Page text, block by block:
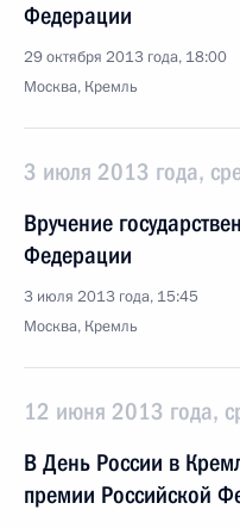
Федерации
29 октября 2013 года, 18:00
Москва, Кремль
3 июля 2013 года,
Вручение
Федерации
3 июля 2013 года, 15:45
Москва, Кремль
12 июня 2013 года,
В День России в
премии Российской